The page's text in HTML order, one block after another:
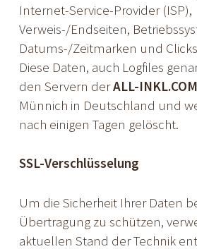
Internet-Service-Provider (ISP),
Verweis-/Endseiten,
Datums-/Zeitmarken und
Diese Daten, auch Logfiles
den Servern derALL-INKL.COM
Münnich in Deutschland und
nach einigen Tagen gelöscht.
SSL-Verschlüsselung
Um die Sicherheit Ihrer Daten
Übertragung zu schützen,
aktuellen Stand der Technik